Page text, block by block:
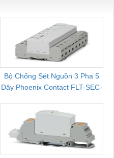
Bộ Chống Sét Nguồn 3 Pha 5
Dây Phoenix Contact FLT-SEC-